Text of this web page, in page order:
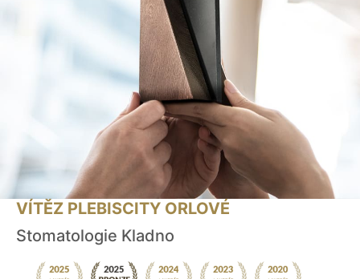
VÍTĚZ PLEBISCITY ORLOVÉ
Stomatologie Kladno